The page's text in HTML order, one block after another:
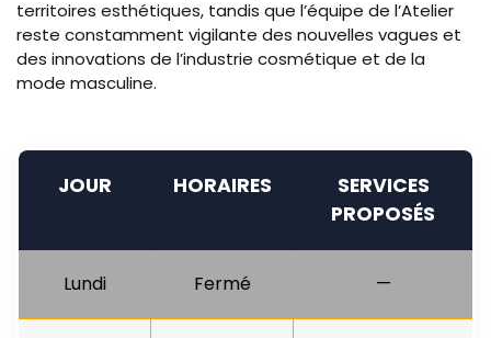
territoires esthétiques, tandis que l’équipe de l’Atelier
reste constamment vigilante des nouvelles vagues et
des innovations de l’industrie cosmétique et de la
mode masculine.
JOUR HORAIRES
SERVICES
PROPOSÉS
Lundi Fermé —